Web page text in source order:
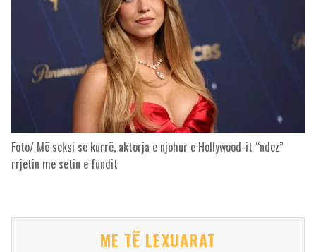
Foto/ Më seksi se kurrë, aktorja e njohur e Hollywood-it “ndez”
rrjetin me setin e fundit
ME TË LEXUARAT